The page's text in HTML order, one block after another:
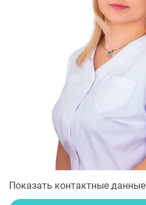
Показать контактные данные